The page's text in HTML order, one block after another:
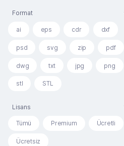
Format
ai eps cdr dxf
psd svg zip pdf
dwg txt jpg png
stl STL
Lisans
Tümü Premium Ücretli
Ücretsiz